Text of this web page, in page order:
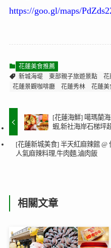
https://goo.gl/maps/
花蓮美食推薦
新城海堤
東部親子旅遊景點 花
花蓮景觀咖啡廳
花蓮秀林 花蓮美
[花蓮海鮮] 噶瑪蘭
蝦,新社海岸石梯坪
[花蓮新城美食] 半天紅麻辣館 @
人氣麻辣料理,牛肉麵,滷肉飯
相關文章